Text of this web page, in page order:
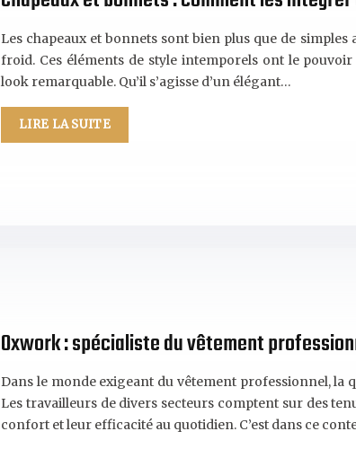
Les chapeaux et bonnets sont bien plus que de
froid. Ces éléments de style intemporels ont le
look remarquable. Qu’il s’agisse d’un élégant…
LIRE LA SUITE
Oxwork : spécialiste du vêtement
Dans le monde exigeant du vêtement professionnel,
Les travailleurs de divers secteurs comptent sur des
confort et leur efficacité au quotidien. C’est dans ce